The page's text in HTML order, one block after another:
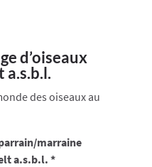
d’oiseaux
des oiseaux au
marraine
a.s.b.l. *